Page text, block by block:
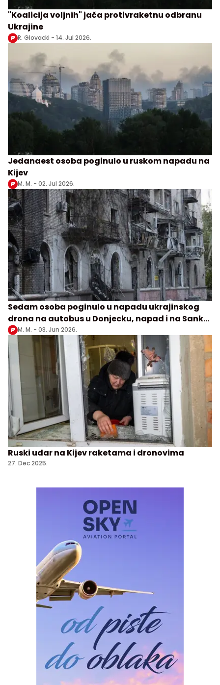
"Koalicija voljnih" jača protivraketnu odbranu
Ukrajine
R. Glovacki - 14. Jul 2026.
Jedanaest osoba poginulo u ruskom napadu na
Kijev
M. M. - 02. Jul 2026.
Sedam osoba poginulo u napadu ukrajinskog
drona na autobus u Donjecku, napad i na Sankt
Peterburg
M. M. - 03. Jun 2026.
Ruski udar na Kijev raketama i dronovima
27. Dec 2025.